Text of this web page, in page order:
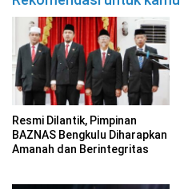
Resmi Dilantik, Pimpinan
BAZNAS Bengkulu Diharapkan
Amanah dan Berintegritas